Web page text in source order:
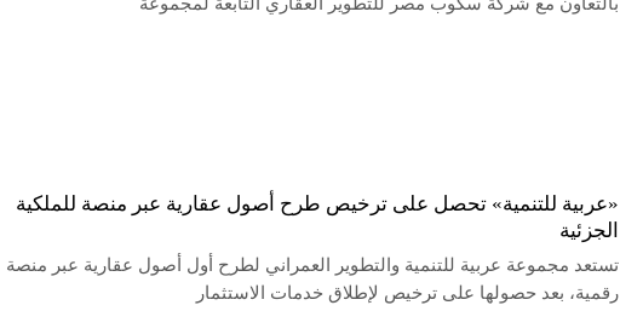
«عربية للتنمية» تحصل على ترخيص طرح أصول عقارية عبر منصة للملكية
الجزئية
تستعد مجموعة عربية للتنمية والتطوير العمراني لطرح أول أصول عقارية عبر منصة
رقمية، بعد حصولها على ترخيص لإطلاق خدمات الاستثمار